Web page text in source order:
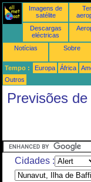
Imagens de
satélite
Descargas
eléctricas
Notícias Sobre
Tempo : Europa África
Outros
Previsões
Cidades :